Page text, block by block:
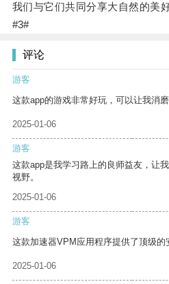
我们与它们共同分享大自然的美好
#3#
评论
游客
这款app的游戏非常好玩，可以让我消磨
2025-01-06
游客
这款app是我学习路上的良师益友，让
视野。
2025-01-06
游客
这款加速器VPM应用程序提供了顶级的
2025-01-06